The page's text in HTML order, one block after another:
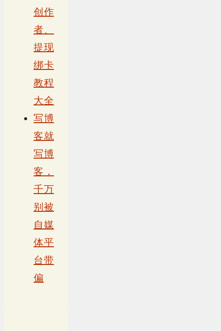
创作
者、
提现
绑卡
教程
大全
写博
客就
写博
客，
千万
别被
自媒
体平
台带
偏